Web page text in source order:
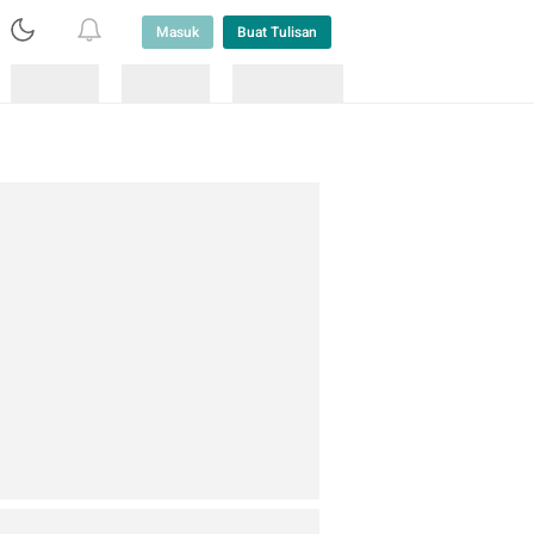
Masuk Buat Tulisan